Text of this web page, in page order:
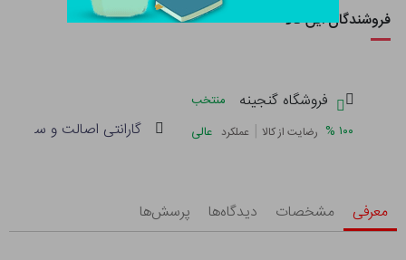
فروشندگان این کالا
فروشگاه گنجینه
منتخب
۱۰۰ % رضایت از کالا | عملکرد عالی گارانتی اصالت و سلامت
معرفی مشخصات دیدگاه‌ها پرسش‌ها